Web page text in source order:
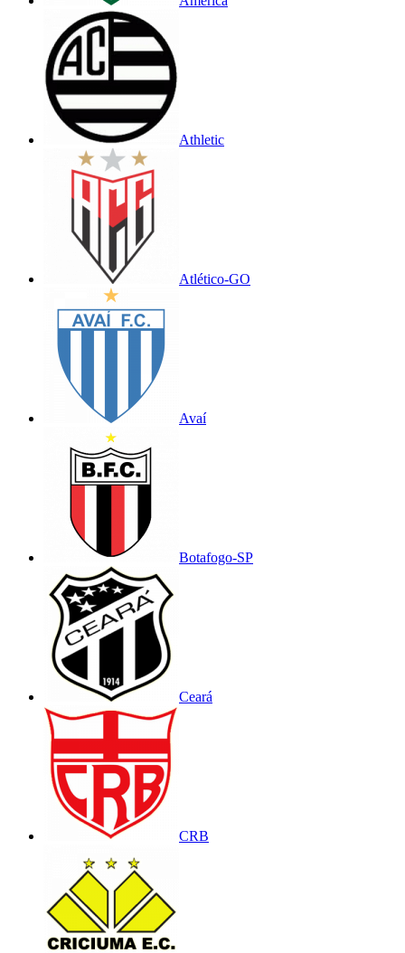
Athletic
Atlético-GO
Avaí
Botafogo-SP
Ceará
CRB